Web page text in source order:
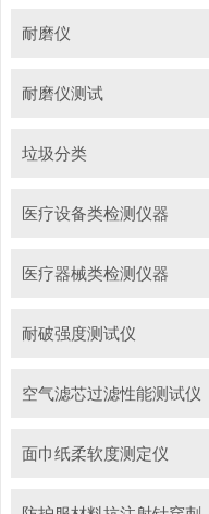
耐磨仪
耐磨仪测试
垃圾分类
医疗设备类检测仪器
医疗器械类检测仪器
耐破强度测试仪
空气滤芯过滤性能测试仪
面巾纸柔软度测定仪